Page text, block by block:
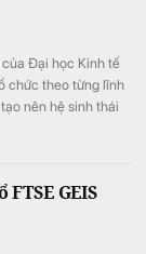
Đại học Kinh tế
chức theo từng lĩnh
nên hệ sinh thái
GEIS